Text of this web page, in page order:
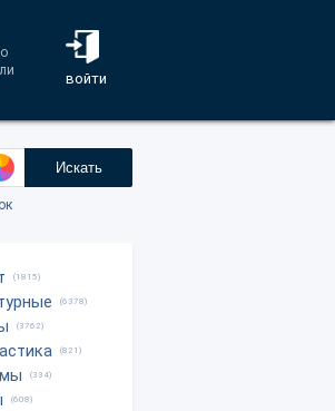
войти
Искать
(1815)
(6378)
(3762)
(821)
(334)
(608)